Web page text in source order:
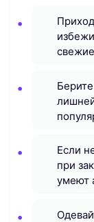
Если
при
умеют